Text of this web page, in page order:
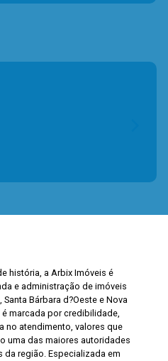
história, a Arbix Imóveis é
e administração de imóveis
Bárbara d?Oeste e Nova
marcada por credibilidade,
no atendimento, valores que
uma das maiores autoridades
região. Especializada em